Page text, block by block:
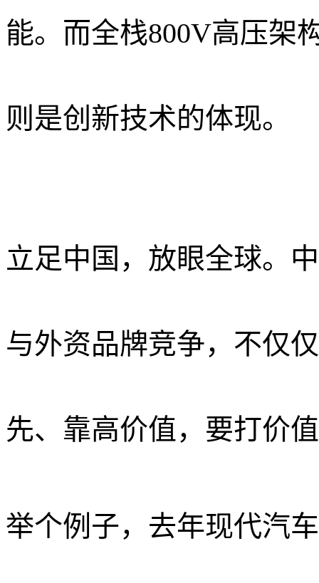
能。而全栈800V高压架
则是创新技术的体现。
立足中国，放眼全球。
与外资品牌竞争，不仅
先、靠高价值，要打价
举个例子，去年现代汽